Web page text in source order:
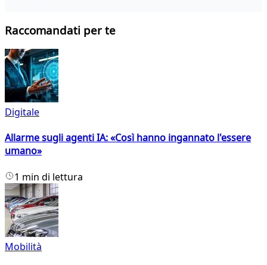
Raccomandati per te
Digitale
Allarme sugli agenti IA: «Così hanno ingannato l'essere
umano»
1 min di lettura
Mobilità